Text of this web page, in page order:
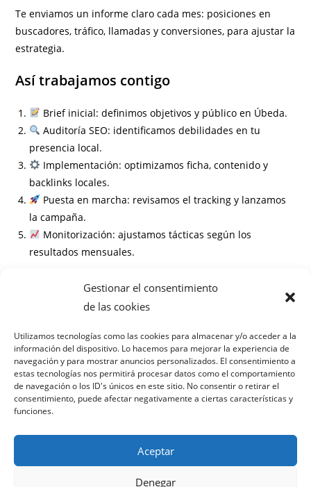
Gestionar el consentimiento
de las cookies
Utilizamos tecnologías como las cookies para almacenar y/o acceder a la
información del dispositivo. Lo hacemos para mejorar la experiencia de
navegación y para mostrar anuncios personalizados. El consentimiento a
estas tecnologías nos permitirá procesar datos como el comportamiento
de navegación o los ID's únicos en este sitio. No consentir o retirar el
consentimiento, puede afectar negativamente a ciertas características y
funciones.
Aceptar
Denegar
Te enviamos un informe claro cada mes: posiciones en
buscadores, tráfico, llamadas y conversiones, para ajustar la
estrategia.
Así trabajamos contigo
Brief inicial: definimos objetivos y público en Úbeda.
Auditoría SEO: identificamos debilidades en tu
presencia local.
Implementación: optimizamos ficha, contenido y
backlinks locales.
Puesta en marcha: revisamos el tracking y lanzamos
la campaña.
Monitorización: ajustamos tácticas según los
resultados mensuales.
Información
¿Cuánto tiempo tarda en verse el efecto del SEO local?
¿En qué se diferencia el SEO tradicional del SEO local?
¿Necesito una web nueva para trabajar el SEO local?
¿Cuánto cuesta el servicio de SEO local en Úbeda?